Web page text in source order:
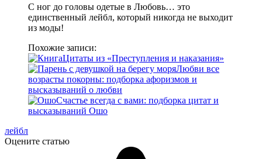
С ног до головы одетые в Любовь… это
единственный лейбл, который никогда не выходит
из моды!
Похожие записи:
Цитаты из «Преступления и наказания»
Любви все
возрасты покорны: подборка афоризмов и
высказываний о любви
Счастье всегда с вами: подборка цитат и
высказываний Ошо
лейбл
Оцените статью